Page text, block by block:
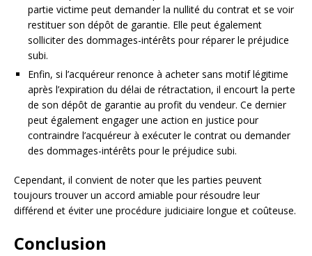
partie victime peut demander la nullité du contrat et se voir
restituer son dépôt de garantie. Elle peut également
solliciter des dommages-intérêts pour réparer le préjudice
subi.
Enfin, si l’acquéreur renonce à acheter sans motif légitime
après l’expiration du délai de rétractation, il encourt la perte
de son dépôt de garantie au profit du vendeur. Ce dernier
peut également engager une action en justice pour
contraindre l’acquéreur à exécuter le contrat ou demander
des dommages-intérêts pour le préjudice subi.
Cependant, il convient de noter que les parties peuvent
toujours trouver un accord amiable pour résoudre leur
différend et éviter une procédure judiciaire longue et coûteuse.
Conclusion